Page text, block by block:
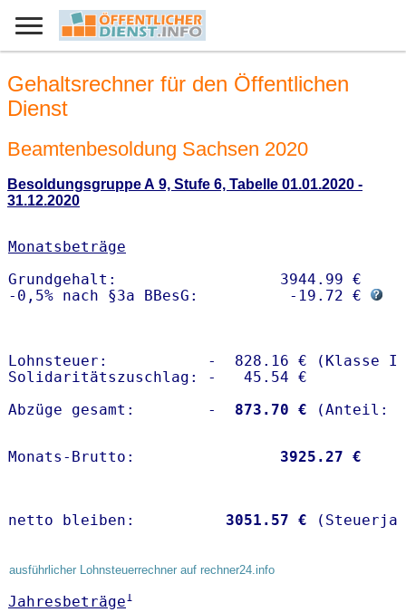
Gehaltsrechner für den Öffentlichen
Dienst
Beamtenbesoldung Sachsen 2020
Besoldungsgruppe A 9, Stufe 6, Tabelle 01.01.2020 -
31.12.2020
Monatsbeträge
Grundgehalt:                  3944.99 €
-0,5% nach §3a BBesG:          -19.72 €
Lohnsteuer:           -  828.16 € (Klasse I)
Solidaritätszuschlag: -   45.54 €
Abzüge gesamt:        -
  873.70 €
Monats-Brutto: 3925.27 €
netto bleiben: 3051.57 €
ausführlicher Lohnsteuerrechner auf rechner24.info
Jahresbeträge1